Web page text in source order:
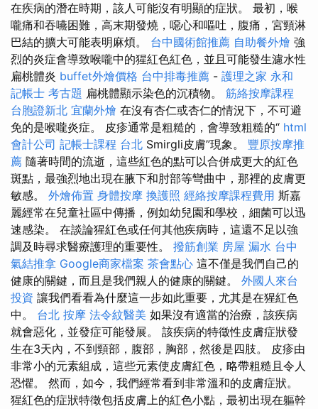
在疾病的潛在時期，該人可能沒有明顯的症狀。 最初，喉
嚨痛和吞嚥困難，高末期發燒，噁心和嘔吐，腹痛，宮頸淋
巴結的擴大可能表明麻煩。 台中國術館推薦 自助餐外燴 強
烈的炎症會導致喉嚨中的猩紅色紅色，並且可能發生濾水性
扁桃體炎 buffet外燴價格 台中排毒推薦 - 護理之家 永和
記帳士 考古題 扁桃體顯示染色的沉積物。 筋絡按摩課程
台胞證新北 宜蘭外燴 在沒有杏仁或杏仁的情況下，不可避
免的是喉嚨炎症。 皮疹通常是粗糙的，會導致粗糙的“ html
會計公司 記帳士課程 台北 Smirgli皮膚”現象。 豐原按摩推
薦 隨著時間的流逝，這些紅色的點可以合併成更大的紅色
斑點，最強烈地出現在腋下和肘部等彎曲中，那裡的皮膚更
敏感。 外燴佈置 身體按摩 換護照 經絡按摩課程費用 斯嘉
麗經常在兒童社區中傳播，例如幼兒園和學校，細菌可以迅
速感染。 在談論猩紅色或任何其他疾病時，這還不足以強
調及時尋求醫療護理的重要性。 撥筋創業 房屋 漏水 台中
氣結推拿 Google商家檔案 茶會點心 這不僅是我們自己的
健康的關鍵，而且是我們親人的健康的關鍵。 外國人來台
投資 讓我們看看為什麼這一步如此重要，尤其是在猩紅色
中。 台北 按摩 法令紋醫美 如果沒有適當的治療，該疾病
就會惡化，並發症可能發展。 該疾病的特徵性皮膚症狀發
生在3天內，不到頸部，腹部，胸部，然後是四肢。 皮疹由
非常小的元素組成，這些元素使皮膚紅色，略帶粗糙且令人
恐懼。 然而，如今，我們經常看到非常溫和的皮膚症狀。
猩紅色的症狀特徵包括皮膚上的紅色小點，最初出現在軀幹